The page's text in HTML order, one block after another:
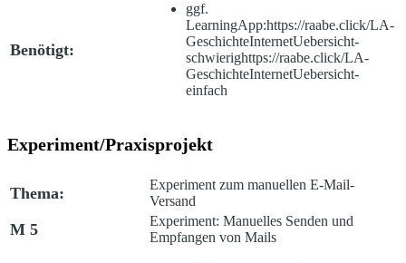
Benötigt:
ggf.
LearningApp:https://raabe.click/LA-
GeschichteInternetUebersicht-
schwierighttps://raabe.click/LA-
GeschichteInternetUebersicht-
einfach
Experiment/Praxisprojekt
Thema:
Experiment zum manuellen E-Mail-
Versand
M 5
Experiment: Manuelles Senden und
Empfangen von Mails